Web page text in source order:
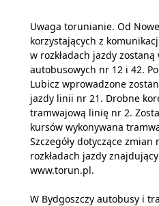
Uwaga torunianie. Od
korzystających z
w rozkładach jazdy
autobusowych nr 12 i 42.
Lubicz wprowadzone
jazdy linii nr 21. Drobne
tramwajową linię nr 2.
kursów wykonywana
Szczegóły dotyczące zmian
rozkładach jazdy
www.torun.pl.
W Bydgoszczy autobusy i